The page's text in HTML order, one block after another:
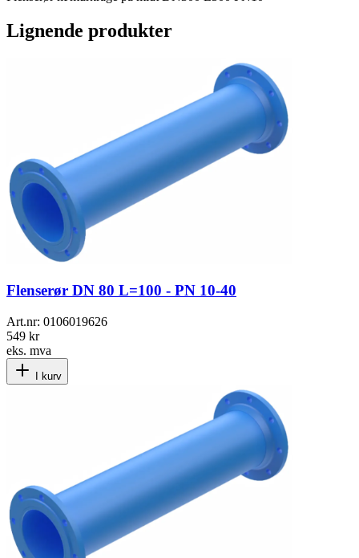
Lignende produkter
Flenserør DN 80 L=100 - PN 10-40
Art.nr: 0106019626
549 kr
eks. mva
I kurv